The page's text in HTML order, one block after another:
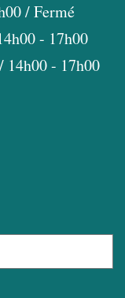
/ Fermé
- 17h00
- 17h00